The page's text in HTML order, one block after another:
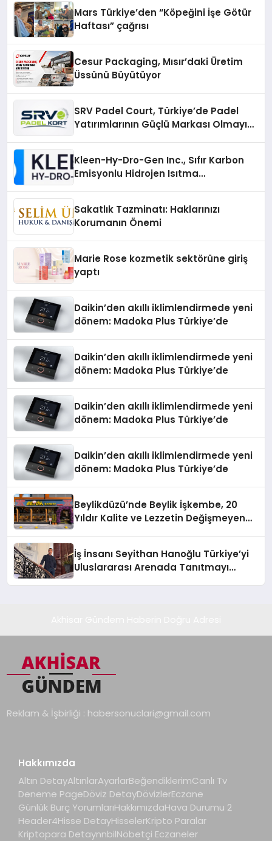
Mars Türkiye’den “Köpeğini İşe Götür
Haftası” çağrısı
Cesur Packaging, Mısır’daki Üretim
Üssünü Büyütüyor
SRV Padel Court, Türkiye’de Padel
Yatırımlarının Güçlü Markası Olmayı
Kleen-Hy-Dro-Gen Inc., Sıfır Karbon
Emisyonlu Hidrojen Isıtma
Sakatlık Tazminatı: Haklarınızı
Korumanın Önemi
Marie Rose kozmetik sektörüne giriş
yaptı
Daikin’den akıllı iklimlendirmede yeni
dönem: Madoka Plus Türkiye’de
Daikin’den akıllı iklimlendirmede yeni
dönem: Madoka Plus Türkiye’de
Daikin’den akıllı iklimlendirmede yeni
dönem: Madoka Plus Türkiye’de
Daikin’den akıllı iklimlendirmede yeni
dönem: Madoka Plus Türkiye’de
Beylikdüzü’nde Beylik İşkembe, 20
Yıldır Kalite ve Lezzetin Değişmeyen
İş İnsanı Seyithan Hanoğlu Türkiye’yi
Uluslararası Arenada Tanıtmayı
Reklam & İşbirliği : habersonuclari@gmail.com
Hakkımızda
Altın DetayAltınlarAyarlarBeğendiklerimCanlı Tv
Deneme PageDöviz DetayDövizlerEczane
Günlük Burç YorumlarıHakkımızdaHava Durumu 2
Header4Hisse DetayHisselerKripto Paralar
Kriptopara DetaynnbilNöbetçi Eczaneler